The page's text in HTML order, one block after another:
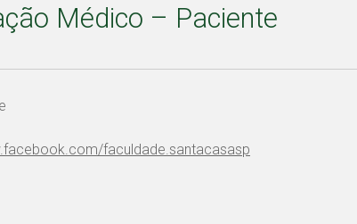
Médico – Paciente
faculdade.santacasasp